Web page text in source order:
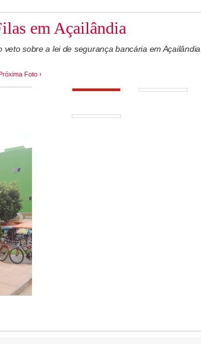
em Açailândia
sobre a lei de segurança bancária em Açailândia.
Foto ›